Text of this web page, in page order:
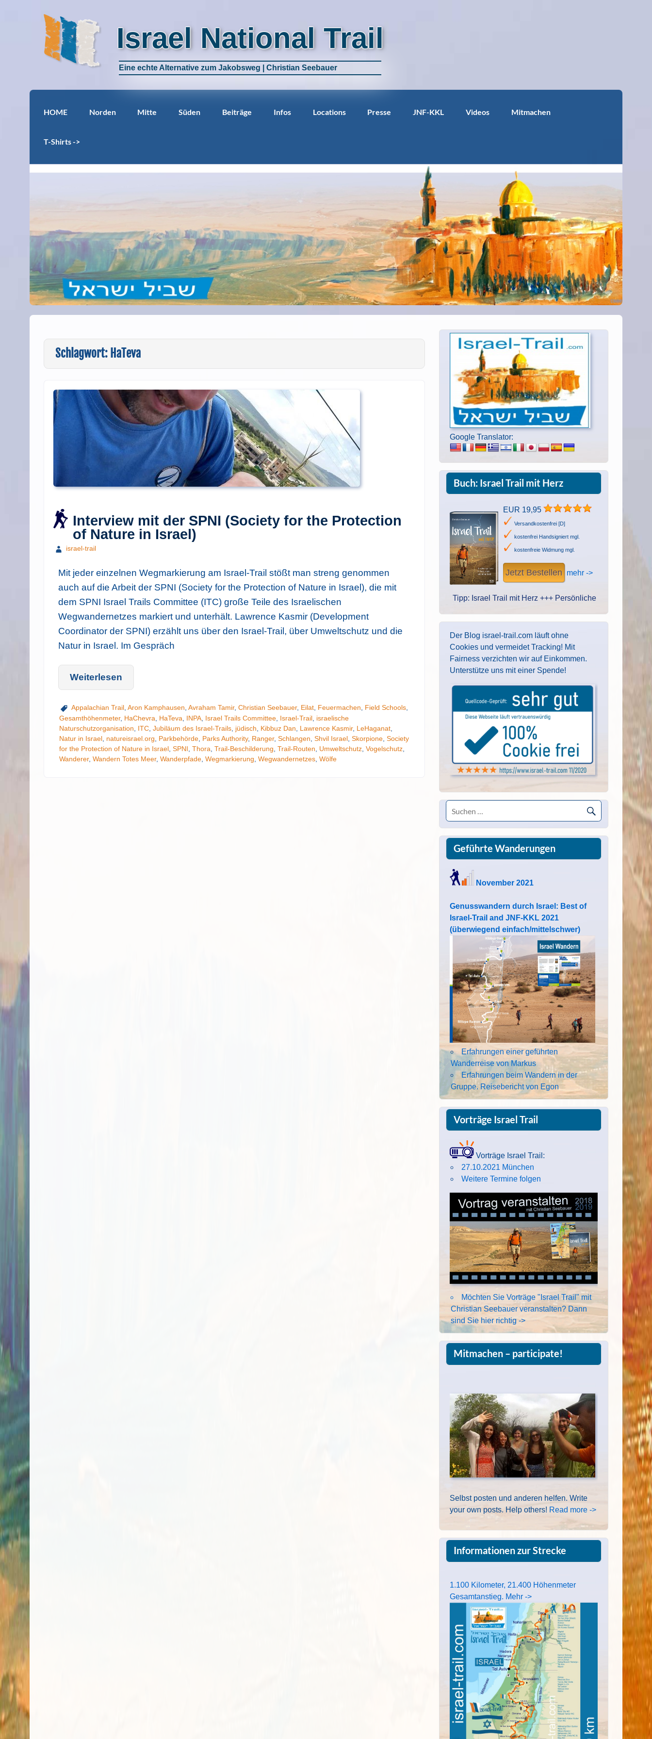
Israel National Trail
Eine echte Alternative zum Jakobsweg | Christian Seebauer
HOME Norden Mitte Süden Beiträge Infos Locations Presse JNF-KKL Videos Mitmachen
T-Shirts ->
Schlagwort: HaTeva
Interview mit der SPNI (Society for the Protection
of Nature in Israel)
israel-trail
Mit jeder einzelnen Wegmarkierung am Israel-Trail stößt man streng genommen
auch auf die Arbeit der SPNI (Society for the Protection of Nature in Israel), die mit
dem SPNI Israel Trails Committee (ITC) große Teile des Israelischen
Wegwandernetzes markiert und unterhält. Lawrence Kasmir (Development
Coordinator der SPNI) erzählt uns über den Israel-Trail, über Umweltschutz und die
Natur in Israel. Im Gespräch
Weiterlesen
Appalachian Trail, Aron Kamphausen Avraham Tamir, Christian Seebauer, Eilat, Feuermachen Field Schools,
Gesamthöhenmeter, HaChevra, HaTeva, INPA, Israel Trails Committee, Israel-Trail, israelische
Naturschutzorganisation, ITC, Jubiläum des Israel-Trails, jüdisch, Kibbuz Dan, Lawrence Kasmir, LeHaganat,
Natur in Israel, natureisrael.org, Parkbehörde, Parks Authority, Ranger, Schlangen, Shvil Israel, Skorpione, Society
for the Protection of Nature in Israel, SPNI, Thora, Trail-Beschilderung, Trail-Routen, Umweltschutz, Vogelschutz,
Wanderer, Wandern Totes Meer, Wanderpfade, Wegmarkierung, Wegwandernetzes, Wölfe
Google Translator:
Buch: Israel Trail mit Herz
EUR 19,95
Versandkostenfrei [D]
kostenfrei Handsigniert mgl.
kostenfreie Widmung mgl.
Jetzt Bestellen mehr ->
Tipp: Israel Trail mit Herz +++ Persönliche Widmung des Autors.
Der Blog israel-trail.com läuft ohne
Cookies und vermeidet Tracking! Mit
Fairness verzichten wir auf Einkommen.
Unterstütze uns mit einer Spende!
Geführte Wanderungen
November 2021
Genusswandern durch Israel: Best of
Israel-Trail and JNF-KKL 2021
(überwiegend einfach/mittelschwer)
Erfahrungen einer geführten
Wanderreise von Markus
Erfahrungen beim Wandern in der
Gruppe. Reisebericht von Egon
Vorträge Israel Trail
Vorträge Israel Trail:
27.10.2021 München
Weitere Termine folgen
Möchten Sie Vorträge "Israel Trail" mit
Christian Seebauer veranstalten? Dann
sind Sie hier richtig ->
Mitmachen – participate!
Selbst posten und anderen helfen. Write
your own posts. Help others! Read more ->
Informationen zur Strecke
1.100 Kilometer, 21.400 Höhenmeter
Gesamtanstieg. Mehr ->